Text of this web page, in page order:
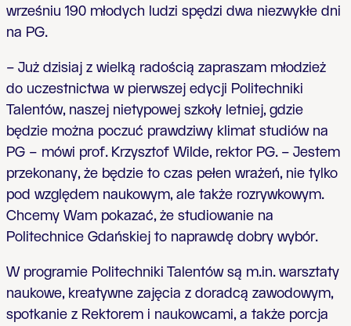
wrześniu 190 młodych ludzi spędzi dwa niezwykłe dni
na PG.
– Już dzisiaj z wielką radością zapraszam młodzież
do uczestnictwa w pierwszej edycji Politechniki
Talentów, naszej nietypowej szkoły letniej, gdzie
będzie można poczuć prawdziwy klimat studiów na
PG – mówi prof. Krzysztof Wilde, rektor PG. – Jestem
przekonany, że będzie to czas pełen wrażeń, nie tylko
pod względem naukowym, ale także rozrywkowym.
Chcemy Wam pokazać, że studiowanie na
Politechnice Gdańskiej to naprawdę dobry wybór.
W programie Politechniki Talentów są m.in. warsztaty
naukowe, kreatywne zajęcia z doradcą zawodowym,
spotkanie z Rektorem i naukowcami, a także porcja